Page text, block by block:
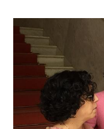
entre
la violencia de
víctimas. A su
de esta lacra
educación en